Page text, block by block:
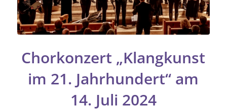
Chorkonzert „Klangkunst
im 21. Jahrhundert“ am
14. Juli 2024